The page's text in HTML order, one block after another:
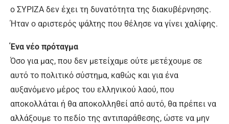
ο ΣΥΡΙΖΑ δεν έχει τη δυνατότητα της διακυβέρνησης.
Ήταν ο αριστερός ψάλτης που θέλησε να γίνει χαλίφης.
Ένα νέο πρόταγμα
Όσο για μας, που δεν μετείχαμε ούτε μετέχουμε σε
αυτό το πολιτικό σύστημα, καθώς και για ένα
αυξανόμενο μέρος του ελληνικού λαού, που
αποκολλάται ή θα αποκολληθεί από αυτό, θα πρέπει να
αλλάξουμε το πεδίο της αντιπαράθεσης, ώστε να μην